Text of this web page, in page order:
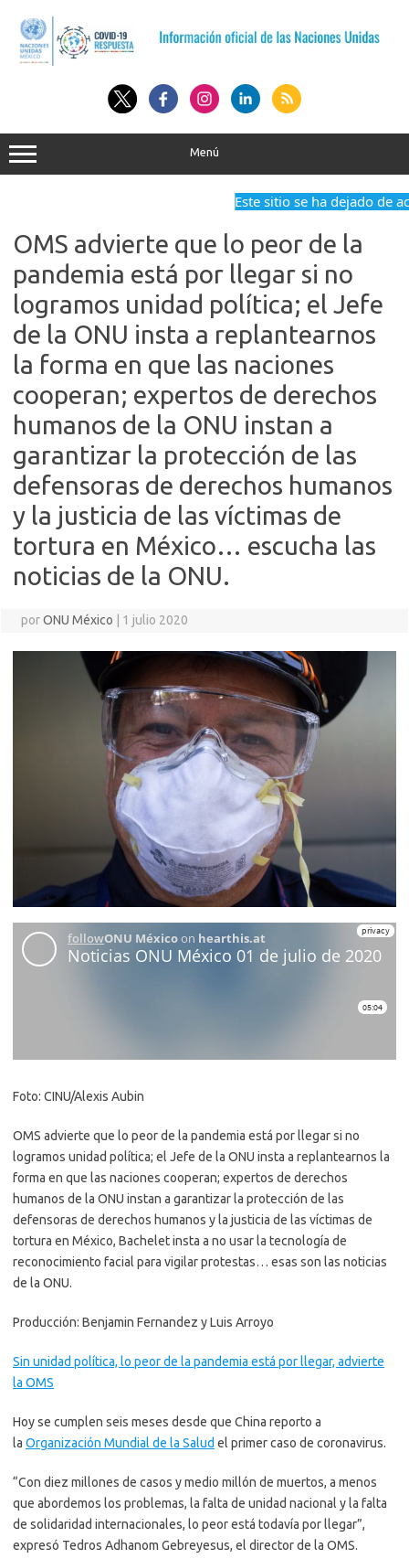
contenido
Menú
Este sitio se ha dejado de
OMS advierte que lo peor de la
pandemia está por llegar si no
logramos unidad política; el Jefe
de la ONU insta a replantearnos
la forma en que las naciones
cooperan; expertos de derechos
humanos de la ONU instan a
garantizar la protección de las
defensoras de derechos humanos
y la justicia de las víctimas de
tortura en México… escucha las
noticias de la ONU.
porONU México 1 julio 2020
Foto: CINU/Alexis Aubin
OMS advierte que lo peor de la pandemia está por llegar si no
logramos unidad política; el Jefe de la ONU insta a replantearnos la
forma en que las naciones cooperan; expertos de derechos
humanos de la ONU instan a garantizar la protección de las
defensoras de derechos humanos y la justicia de las víctimas de
tortura en México, Bachelet insta a no usar la tecnología de
reconocimiento facial para vigilar protestas… esas son las noticias
de la ONU.
Producción: Benjamin Fernandez y Luis Arroyo
Sin unidad política, lo peor de la pandemia está por llegar, advierte
la OMS
Hoy se cumplen seis meses desde que China reporto a
la Organización Mundial de la Salud el primer caso de coronavirus.
“Con diez millones de casos y medio millón de muertos, a menos
que abordemos los problemas, la falta de unidad nacional y la falta
de solidaridad internacionales, lo peor está todavía por llegar”,
expresó Tedros Adhanom Gebreyesus, el director de la OMS.